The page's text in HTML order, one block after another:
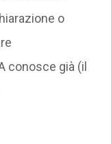
o
conosce già (il